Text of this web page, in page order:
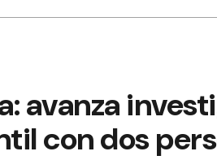
avanza
con dos